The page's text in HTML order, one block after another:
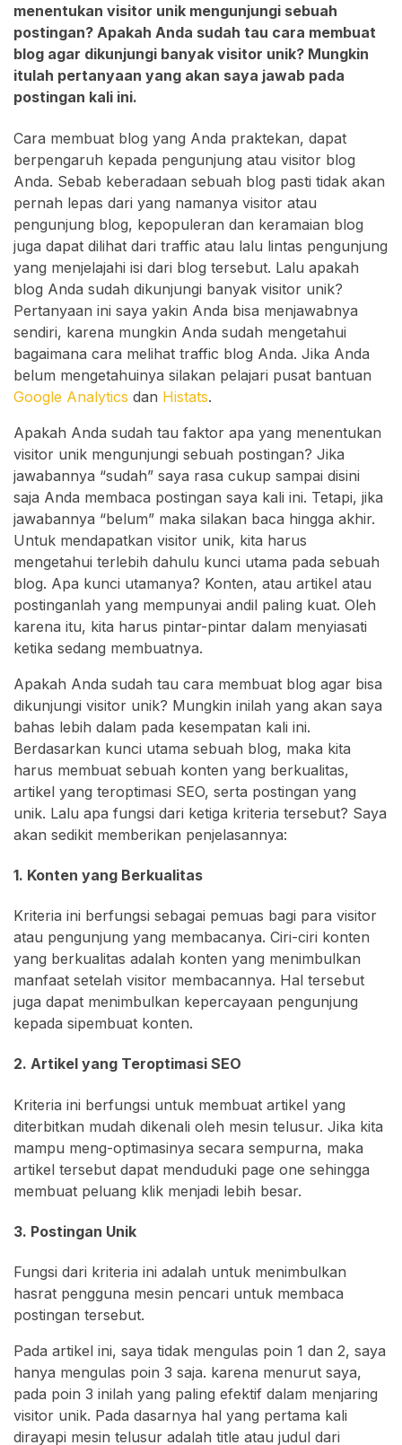
menentukan visitor unik mengunjungi sebuah
postingan? Apakah Anda sudah tau cara membuat
blog agar dikunjungi banyak visitor unik? Mungkin
itulah pertanyaan yang akan saya jawab pada
postingan kali ini.
Cara membuat blog yang Anda praktekan, dapat
berpengaruh kepada pengunjung atau visitor blog
Anda. Sebab keberadaan sebuah blog pasti tidak akan
pernah lepas dari yang namanya visitor atau
pengunjung blog, kepopuleran dan keramaian blog
juga dapat dilihat dari traffic atau lalu lintas pengunjung
yang menjelajahi isi dari blog tersebut. Lalu apakah
blog Anda sudah dikunjungi banyak visitor unik?
Pertanyaan ini saya yakin Anda bisa menjawabnya
sendiri, karena mungkin Anda sudah mengetahui
bagaimana cara melihat traffic blog Anda. Jika Anda
belum mengetahuinya silakan pelajari pusat bantuan
Google Analytics dan Histats.
Apakah Anda sudah tau faktor apa yang menentukan
visitor unik mengunjungi sebuah postingan? Jika
jawabannya “sudah” saya rasa cukup sampai disini
saja Anda membaca postingan saya kali ini. Tetapi, jika
jawabannya “belum” maka silakan baca hingga akhir.
Untuk mendapatkan visitor unik, kita harus
mengetahui terlebih dahulu kunci utama pada sebuah
blog. Apa kunci utamanya? Konten, atau artikel atau
postinganlah yang mempunyai andil paling kuat. Oleh
karena itu, kita harus pintar-pintar dalam menyiasati
ketika sedang membuatnya.
Apakah Anda sudah tau cara membuat blog agar bisa
dikunjungi visitor unik? Mungkin inilah yang akan saya
bahas lebih dalam pada kesempatan kali ini.
Berdasarkan kunci utama sebuah blog, maka kita
harus membuat sebuah konten yang berkualitas,
artikel yang teroptimasi SEO, serta postingan yang
unik. Lalu apa fungsi dari ketiga kriteria tersebut? Saya
akan sedikit memberikan penjelasannya:
1. Konten yang Berkualitas
Kriteria ini berfungsi sebagai pemuas bagi para visitor
atau pengunjung yang membacanya. Ciri-ciri konten
yang berkualitas adalah konten yang menimbulkan
manfaat setelah visitor membacannya. Hal tersebut
juga dapat menimbulkan kepercayaan pengunjung
kepada sipembuat konten.
2. Artikel yang Teroptimasi SEO
Kriteria ini berfungsi untuk membuat artikel yang
diterbitkan mudah dikenali oleh mesin telusur. Jika kita
mampu meng-optimasinya secara sempurna, maka
artikel tersebut dapat menduduki page one sehingga
membuat peluang klik menjadi lebih besar.
3. Postingan Unik
Fungsi dari kriteria ini adalah untuk menimbulkan
hasrat pengguna mesin pencari untuk membaca
postingan tersebut.
Pada artikel ini, saya tidak mengulas poin 1 dan 2, saya
hanya mengulas poin 3 saja. karena menurut saya,
pada poin 3 inilah yang paling efektif dalam menjaring
visitor unik. Pada dasarnya hal yang pertama kali
dirayapi mesin telusur adalah title atau judul dari